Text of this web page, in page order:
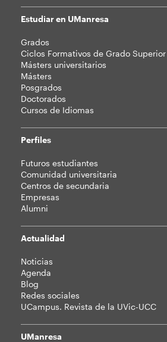
Mapa
web
Estudiar en UManresa
Grados
Ciclos Formativos de Grado Superior
Másters universitarios
Másters
Posgrados
Doctorados
Cursos de Idiomas
Perfiles
Futuros estudiantes
Comunidad universitaria
Centros de secundaria
Empresas
Alumni
Actualidad
Noticias
Agenda
Blog
Redes sociales
UCampus. Revista de la UVic-UCC
UManresa